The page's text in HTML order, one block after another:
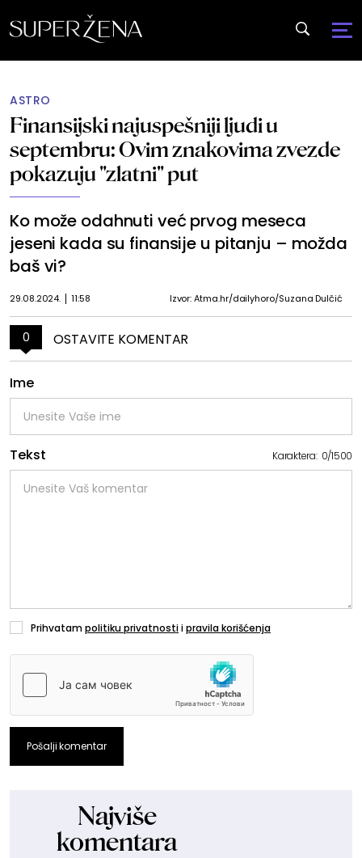
ASTRO
Finansijski najuspešniji ljudi u
septembru: Ovim znakovima zvezde
pokazuju "zlatni" put
Ko može odahnuti već prvog meseca
jeseni kada su finansije u pitanju – možda
baš vi?
29.08.2024. 11:58 Izvor: Atma.hr/dailyhoro/Suzana Dulčić
0 OSTAVITE KOMENTAR
Ime
Tekst Karaktera: 0/1500
Prihvatampolitiku privatnostiipravila korišćenja
Pošalji komentar
Najviše
komentara